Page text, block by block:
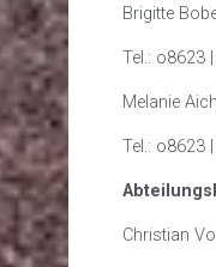
Brigitte
Tel.: o8623
Melanie
Tel.: o8623
Christian